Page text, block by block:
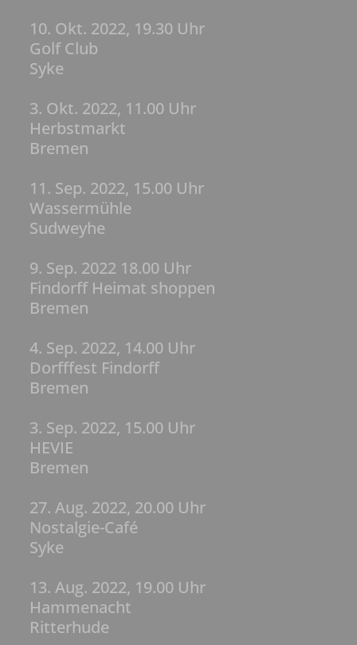
10. Okt. 2022, 19.30 Uhr
Golf Club
Syke
3. Okt. 2022, 11.00 Uhr
Herbstmarkt
Bremen
11. Sep. 2022, 15.00 Uhr
Wassermühle
Sudweyhe
9. Sep. 2022 18.00 Uhr
Findorff Heimat shoppen
Bremen
4. Sep. 2022, 14.00 Uhr
Dorfffest Findorff
Bremen
3. Sep. 2022, 15.00 Uhr
HEVIE
Bremen
27. Aug. 2022, 20.00 Uhr
Nostalgie-Café
Syke
13. Aug. 2022, 19.00 Uhr
Hammenacht
Ritterhude